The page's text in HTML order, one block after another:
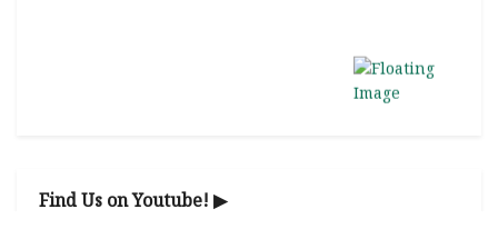
Find Us on Youtube! ▶